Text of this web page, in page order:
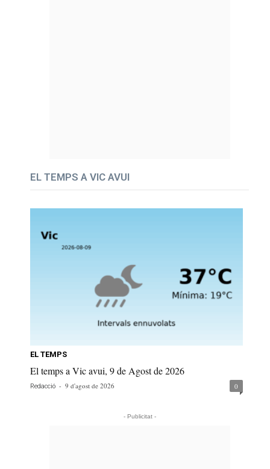
EL TEMPS A VIC AVUI
EL TEMPS
El temps a Vic avui, 9 de Agost de 2026
Redacció - 9 d'agost de 2026 0
- Publicitat -